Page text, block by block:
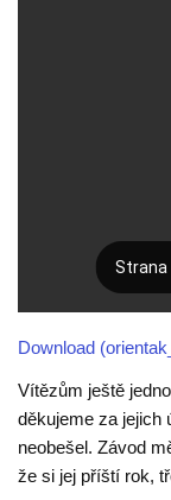
Download
Vítězům ještě
děkujeme za jejich
neobešel. Závod
že si jej příští rok,